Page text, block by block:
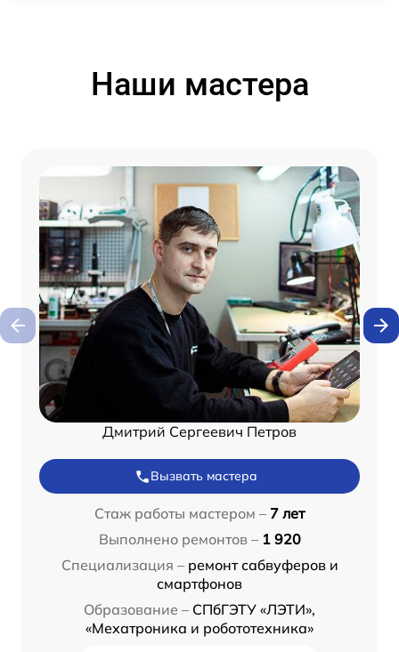
Наши мастера
Дмитрий Сергеевич Петров
Вызвать мастера
Стаж работы мастером – 7 лет
Выполнено ремонтов – 1 920
Специализация – ремонт сабвуферов и
смартфонов
Образование – СПбГЭТУ «ЛЭТИ»,
«Мехатроника и робототехника»